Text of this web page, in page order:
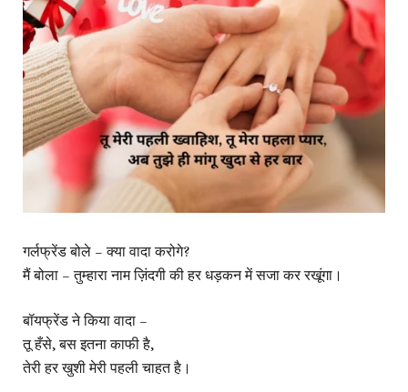
गर्लफ्रेंड बोले – क्या वादा करोगे?
मैं बोला – तुम्हारा नाम ज़िंदगी की हर धड़कन में सजा कर रखूंगा।
बॉयफ्रेंड ने किया वादा –
तू हँसे, बस इतना काफी है,
तेरी हर खुशी मेरी पहली चाहत है।